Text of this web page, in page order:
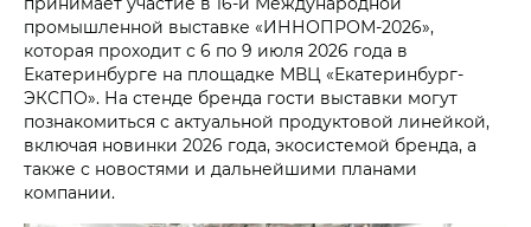
промышленной выставке «ИННОПРОМ-2026»,
которая проходит с 6 по 9 июля 2026 года в
Екатеринбурге на площадке МВЦ «Екатеринбург-
ЭКСПО». На стенде бренда гости выставки могут
познакомиться с актуальной продуктовой линейкой,
включая новинки 2026 года, экосистемой бренда, а
также с новостями и дальнейшими планами
компании.